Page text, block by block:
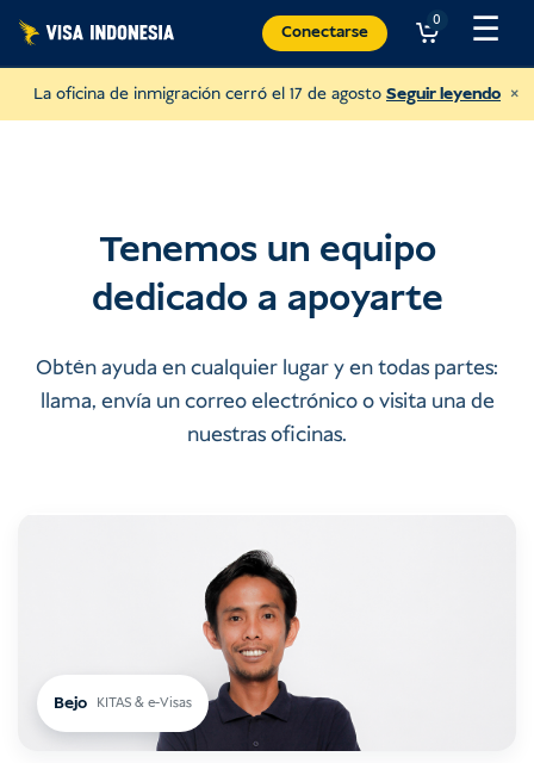
contenido
Conectarse
0 ☰
La oficina de inmigración cerró el 17 de agosto Seguir leyendo ×
Tenemos un equipo
dedicado a apoyarte
Obtén ayuda en cualquier lugar y en todas partes:
llama, envía un correo electrónico o visita una de
nuestras oficinas.
Bejo KITAS & e-Visas